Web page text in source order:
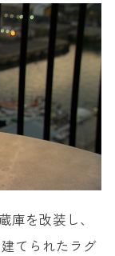
庫を改装し、
てられたラグ